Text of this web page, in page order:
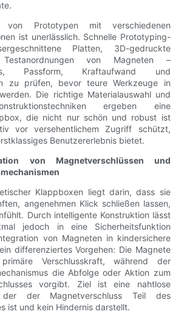
von Prototypen mit verschiedenen
ist unerlässlich. Schnelle Prototyping-
Platten, 3D-gedruckte
von Magneten –
Passform, Kraftaufwand und
zu prüfen, bevor teure Werkzeuge in
Die richtige Materialauswahl und
ergeben eine
die nicht nur schön und robust ist
vor versehentlichem Zugriff schützt,
Benutzererlebnis bietet.
von Magnetverschlüssen und
Klappboxen liegt darin, dass sie
angenehmen Klick schließen lassen,
Durch intelligente Konstruktion lässt
jedoch in eine Sicherheitsfunktion
von Magneten in kindersichere
differenziertes Vorgehen: Die Magnete
Verschlusskraft, während der
die Abfolge oder Aktion zum
vorgibt. Ziel ist eine nahtlose
der Magnetverschluss Teil des
ist und kein Hindernis darstellt.